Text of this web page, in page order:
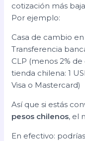
cotización más
Por ejemplo:
Casa de cambio en
Transferencia
CLP (menos 2%
tienda chilena: 1
Visa o Mastercard)
Así que si estás
pesos chilenos, el
En efectivo: